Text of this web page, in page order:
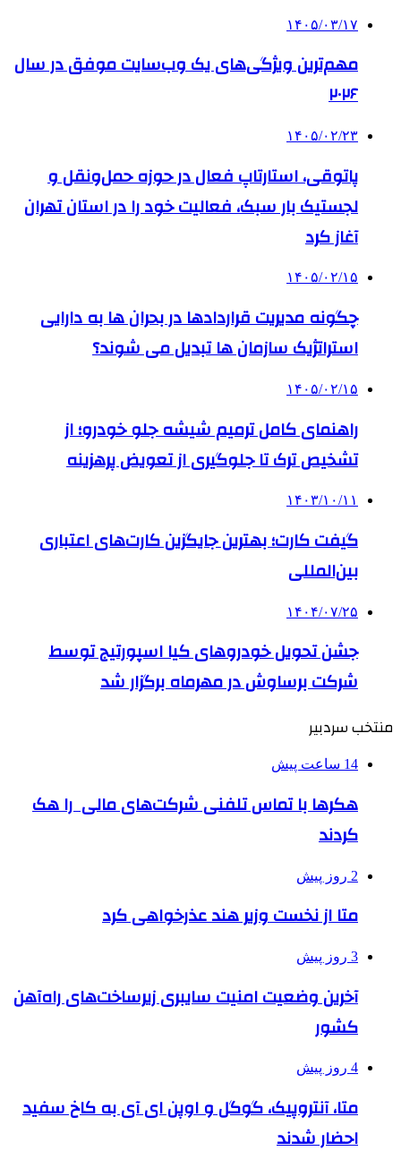
۱۴۰۵/۰۳/۱۷
مهم‌ترین ویژگی‌های یک وب‌سایت موفق در سال
۲۰۲۶
۱۴۰۵/۰۲/۲۳
پاتوقی، استارتاپ فعال در حوزه حمل‌ونقل و
لجستیک بار سبک، فعالیت خود را در استان تهران
آغاز کرد
۱۴۰۵/۰۲/۱۵
چگونه مدیریت قراردادها در بحران ها به دارایی
استراتژیک سازمان ها تبدیل می شوند؟
۱۴۰۵/۰۲/۱۵
راهنمای کامل ترمیم شیشه جلو خودرو؛ از
تشخیص ترک تا جلوگیری از تعویض پرهزینه
۱۴۰۳/۱۰/۱۱
گیفت کارت؛ بهترین جایگزین کارت‌های اعتباری
بین‌المللی
۱۴۰۴/۰۷/۲۵
جشن تحویل خودروهای کیا اسپورتیج توسط
شرکت برساوش در مهرماه برگزار شد
منتخب سردبیر
14 ساعت پیش
هکرها با تماس تلفنی شرکت‌های مالی را هک
کردند
2 روز پیش
متا از نخست وزیر هند عذرخواهی کرد
3 روز پیش
آخرین وضعیت امنیت سایبری زیرساخت‌های راه‌آهن
کشور
4 روز پیش
متا، آنتروپیک، گوگل و اوپن ای آی به کاخ سفید
احضار شدند